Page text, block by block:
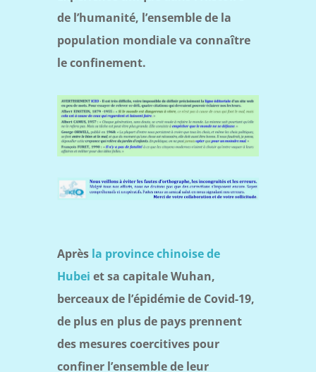
de l’humanité, l’ensemble de la
population mondiale va connaître
le confinement.
Après la province chinoise de
Hubei et sa capitale Wuhan,
berceaux de l’épidémie de Covid-19,
de plus en plus de pays prennent
des mesures coercitives pour
confiner l’ensemble de leur